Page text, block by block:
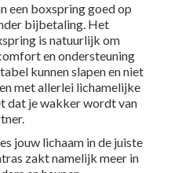
een boxspring goed op
bijbetaling. Het
is natuurlijk om
en ondersteuning
kunnen slapen en niet
met allerlei lichamelijke
dat je wakker wordt van
jouw lichaam in de juiste
zakt namelijk meer in